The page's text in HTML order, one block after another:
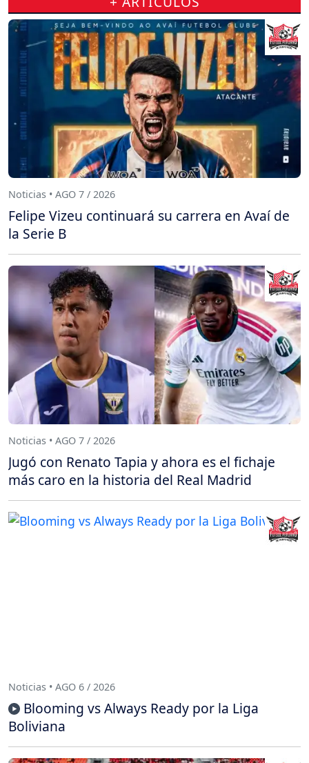
Noticias • AGO 7 / 2026
Felipe Vizeu continuará su carrera en Avaí de
la Serie B
Noticias • AGO 7 / 2026
Jugó con Renato Tapia y ahora es el fichaje
más caro en la historia del Real Madrid
Noticias • AGO 6 / 2026
Blooming vs Always Ready por la Liga
Boliviana